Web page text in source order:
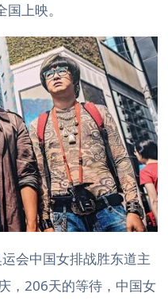
上映。
会中国女排战胜东道主
，206天的等待，中国女